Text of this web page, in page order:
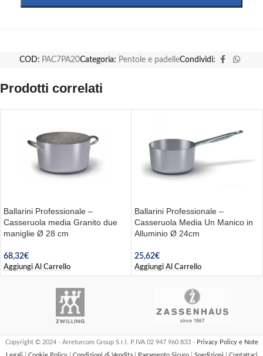
COD: PAC7PA20Categoria: Pentole e padelleCondividi:
Prodotti correlati
Ballarini Professionale –
Casseruola media Granito due
maniglie Ø 28 cm
68,32€
Aggiungi Al Carrello
Ballarini Professionale –
Casseruola Media Un Manico in
Alluminio Ø 24cm
25,62€
Aggiungi Al Carrello
Copyright © 2024 - Arreturcom Group S.r.l. P.IVA 02 947 960 833 - Privacy Policy e Note